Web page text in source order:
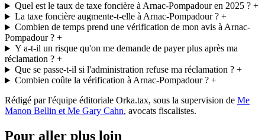
Quel est le taux de taxe foncière à Arnac-Pompadour en 2025 ?+
La taxe foncière augmente-t-elle à Arnac-Pompadour ?+
Combien de temps prend une vérification de mon avis à Arnac-
Pompadour ? +
Y a-t-il un risque qu'on me demande de payer plus après ma
réclamation ? +
Que se passe-t-il si l'administration refuse ma réclamation ?+
Combien coûte la vérification à Arnac-Pompadour ?+
Rédigé par l'équipe éditoriale Orka.tax, sous la supervision de Me
Manon Bellin et Me Gary Cahn, avocats fiscalistes.
Pour aller plus loin